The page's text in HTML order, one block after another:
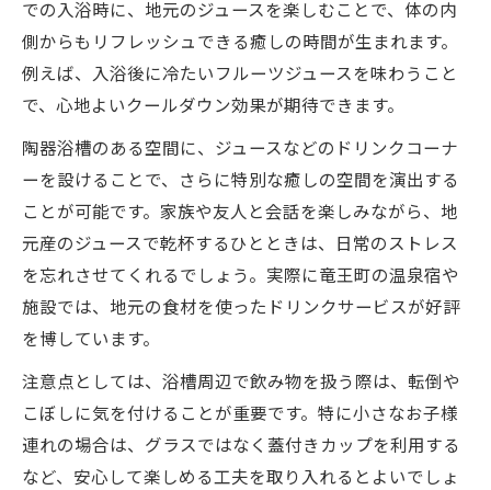
陶器浴槽の温もりがもたらす心の安らぎ
陶器浴槽と過ごす特別な休日のすすめ
陶器浴槽で非日常を楽しむリラックスタイ
陶器浴槽で心身ともにリフレッシュする方
での入浴時に、地元のジュースを楽しむことで、体の内
側からもリフレッシュできる癒しの時間が生まれます。
例えば、入浴後に冷たいフルーツジュースを味わうこと
で、心地よいクールダウン効果が期待できます。
陶器浴槽のある空間に、ジュースなどのドリンクコーナ
ーを設けることで、さらに特別な癒しの空間を演出する
ことが可能です。家族や友人と会話を楽しみながら、地
元産のジュースで乾杯するひとときは、日常のストレス
を忘れさせてくれるでしょう。実際に竜王町の温泉宿や
施設では、地元の食材を使ったドリンクサービスが好評
を博しています。
注意点としては、浴槽周辺で飲み物を扱う際は、転倒や
こぼしに気を付けることが重要です。特に小さなお子様
連れの場合は、グラスではなく蓋付きカップを利用する
など、安心して楽しめる工夫を取り入れるとよいでしょ